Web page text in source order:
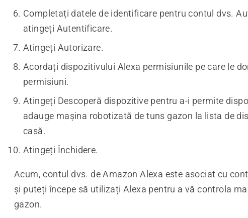
Completați datele de identificare pentru contul dvs.
atingeți Autentificare.
Atingeți Autorizare.
Acordați dispozitivului Alexa permisiunile pe care le
permisiuni.
Atingeți Descoperă dispozitive pentru a-i permite
adauge mașina robotizată de tuns gazon la lista de
casă.
Atingeți Închidere.
Acum, contul dvs. de Amazon Alexa este asociat cu
și puteți începe să utilizați Alexa pentru a vă controla
gazon.